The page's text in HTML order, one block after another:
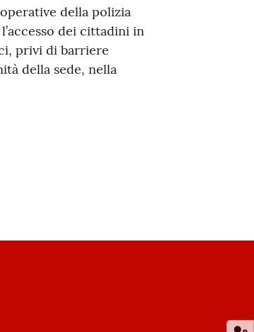
della polizia
dei cittadini in
privi di barriere
della sede, nella